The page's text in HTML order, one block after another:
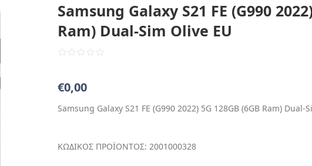
Samsung Galaxy S21 FE (G990
Ram) Dual-Sim Olive EU
€0,00
Samsung Galaxy S21 FE (G990 2022) 5G 128GB (6GB Ram) Dual-
ΚΩΔΙΚΟΣ ΠΡΟΪΟΝΤΟΣ: 2001000328